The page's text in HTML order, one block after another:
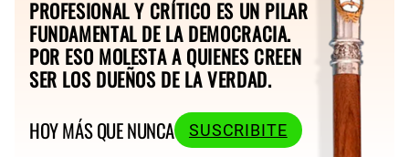
PROFESIONAL Y CRÍTICO ES UN PILAR
FUNDAMENTAL DE LA DEMOCRACIA.
POR ESO MOLESTA A QUIENES CREEN
SER LOS DUEÑOS DE LA VERDAD.
HOY MÁS QUE NUNCA
SUSCRIBITE